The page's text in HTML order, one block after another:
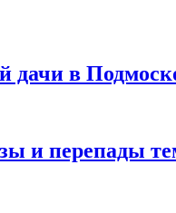
дачи в
и перепады